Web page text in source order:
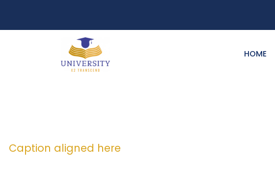
HOME
Caption aligned here